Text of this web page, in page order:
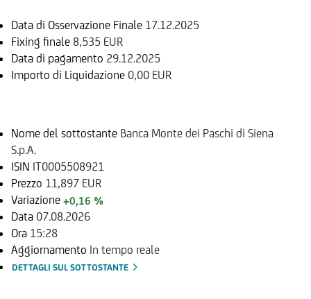
Data di Osservazione Finale 17.12.2025
Fixing finale 8,535 EUR
Data di pagamento 29.12.2025
Importo di Liquidazione 0,00 EUR
Nome del sottostante Banca Monte dei Paschi di Siena
S.p.A.
ISIN IT0005508921
Prezzo 11,897 EUR
Variazione +0,16 %
Data 07.08.2026
Ora 15:28
Aggiornamento In tempo reale
DETTAGLI SUL SOTTOSTANTE